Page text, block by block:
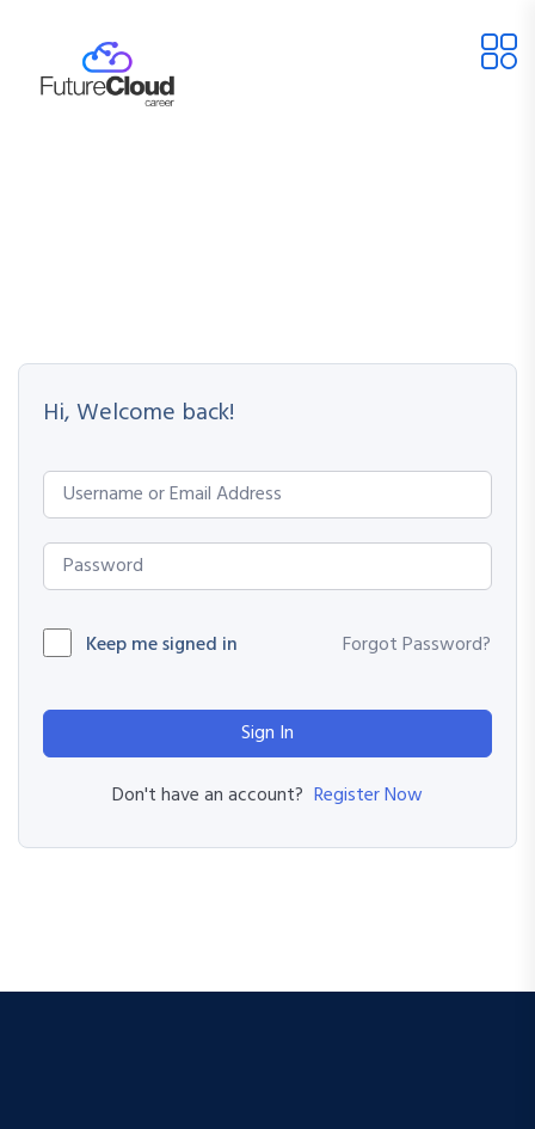
Hi, Welcome back!
Keep me signed in Forgot Password?
Sign In
Don't have an account? Register Now